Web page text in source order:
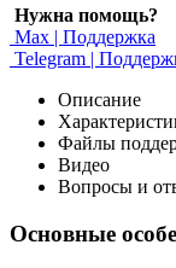
Нужна помощь?
Max | Поддержка
Telegram |
Описание
Файлы
Видео
Вопросы и
Основные